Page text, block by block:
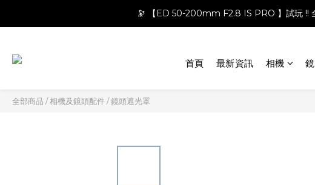
🔭 【ED 50-200mm F2.8 IS PRO 】試玩 !!
首頁 最新資訊 相機
全部商品 /相機及鏡頭配件/鏡頭遮光罩